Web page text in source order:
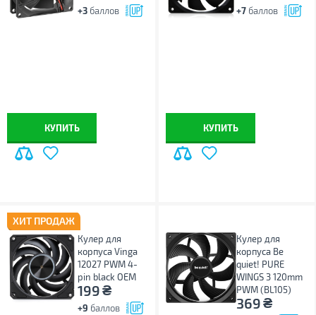
+3 баллов
КУПИТЬ
+7 баллов
КУПИТЬ
ХИТ ПРОДАЖ
Кулер для
корпуса Vinga
12027 PWM 4-
pin black ОЕМ
199₴
+9 баллов
Кулер для
корпуса Be
quiet! PURE
WINGS 3 120mm
PWM (BL105)
369₴